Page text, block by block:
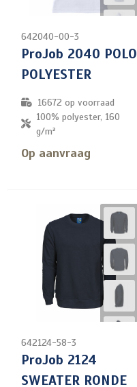
642040-00-3
ProJob 2040 POLO
POLYESTER
16672 op voorraad
100% polyester, 160
g/m²
Op aanvraag
642124-58-3
ProJob 2124
SWEATER RONDE